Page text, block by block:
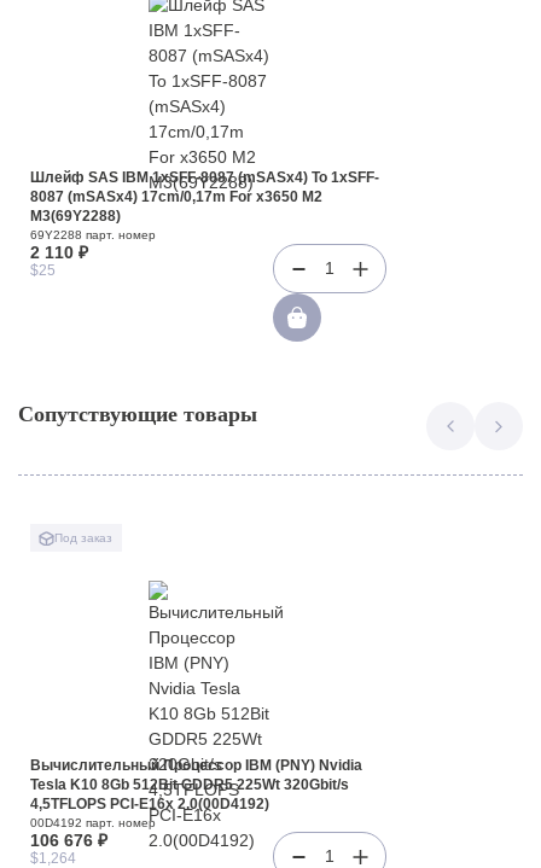
Шлейф SAS IBM 1xSFF-8087 (mSASx4) To 1xSFF-
8087 (mSASx4) 17cm/0,17m For x3650 M2
M3(69Y2288)
69Y2288 парт. номер
2 110 ₽
$25 1
Сопутствующие товары
Под заказ
Вычислительный Процессор IBM (PNY) Nvidia
Tesla K10 8Gb 512Bit GDDR5 225Wt 320Gbit/s
4,5TFLOPS PCI-E16x 2.0(00D4192)
00D4192 парт. номер
106 676 ₽
$1,264 1